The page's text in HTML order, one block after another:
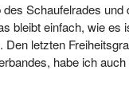
des Schaufelrades und
bleibt einfach, wie es
Den letzten
habe ich